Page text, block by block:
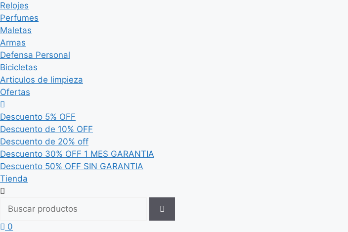
Relojes
Perfumes
Maletas
Armas
Defensa Personal
Bicicletas
Articulos de limpieza
Ofertas
Descuento 5% OFF
Descuento de 10% OFF
Descuento de 20% off
Descuento 30% OFF 1 MES GARANTIA
Descuento 50% OFF SIN GARANTIA
Tienda
0